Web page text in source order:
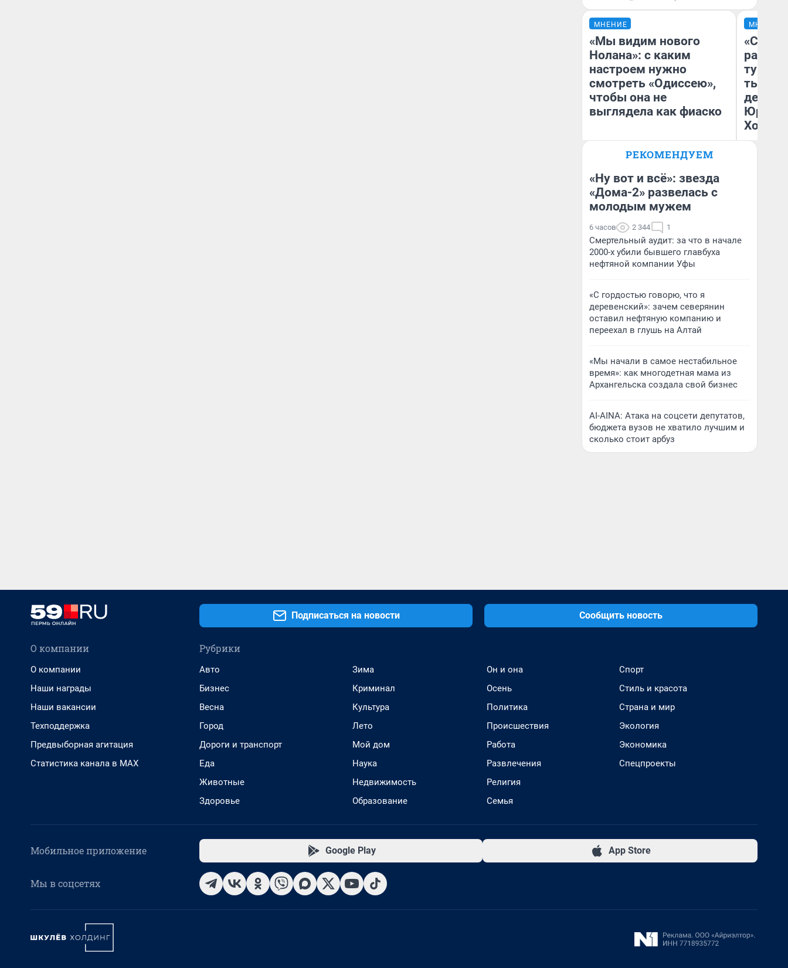
МНЕНИЕ
«Мы видим нового
Нолана»: с каким
настроем нужно
смотреть «Одиссею»,
чтобы она не
выглядела как фиаско
Надежда Губарь
МНЕНИЕ
тысяч,
день
РЕКОМЕНДУЕМ
«Ну вот и всё»: звезда
«Дома-2» развелась с
молодым мужем
6 часов 2 344 1
Смертельный аудит: за что в начале
2000-х убили бывшего главбуха
нефтяной компании Уфы
«С гордостью говорю, что я
деревенский»: зачем северянин
оставил нефтяную компанию и
переехал в глушь на Алтай
«Мы начали в самое нестабильное
время»: как многодетная мама из
Архангельска создала свой бизнес
AI-AINA: Атака на соцсети депутатов,
бюджета вузов не хватило лучшим и
сколько стоит арбуз
Подписаться на новости Сообщить новость
О компании
О компании
Наши награды
Наши вакансии
Техподдержка
Предвыборная агитация
Статистика канала в MAX
Рубрики
Авто
Бизнес
Весна
Город
Дороги и транспорт
Еда
Животные
Здоровье
Зима
Криминал
Культура
Лето
Мой дом
Наука
Недвижимость
Образование
Он и она
Осень
Политика
Происшествия
Работа
Развлечения
Религия
Семья
Спорт
Стиль и красота
Страна и мир
Экология
Экономика
Спецпроекты
Мобильное приложение Google Play App Store
Мы в соцсетях